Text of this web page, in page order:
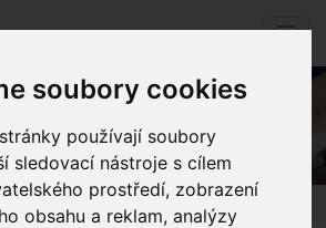
soubory cookies
používají soubory
sledovací nástroje s cílem
prostředí, zobrazení
obsahu a reklam, analýzy
shipments
Road freight Oversize shipments